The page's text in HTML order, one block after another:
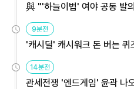
與 "'하늘이법' 여야 공동 발
9분전
'캐시딜' 캐시워크 돈 버는 퀴
14분전
관세전쟁 '엔드게임' 윤곽 나